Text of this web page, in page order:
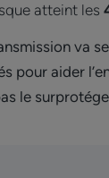
atteint les
va
pour aider
le